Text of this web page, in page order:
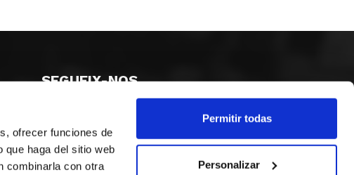
ofrecer funciones de
haga del sitio web
combinarla con otra
Permitir todas
Personalizar
SEGUEIX-NOS